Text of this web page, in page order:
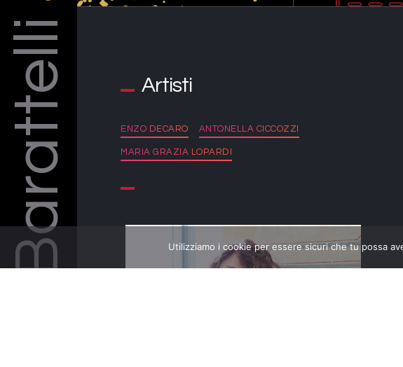
Barattelli Artisti
ENZO DECARO ANTONELLA CICCOZZI
MARIA GRAZIA LOPARDI
Utilizziamo i cookie per essere sicuri che tu possa